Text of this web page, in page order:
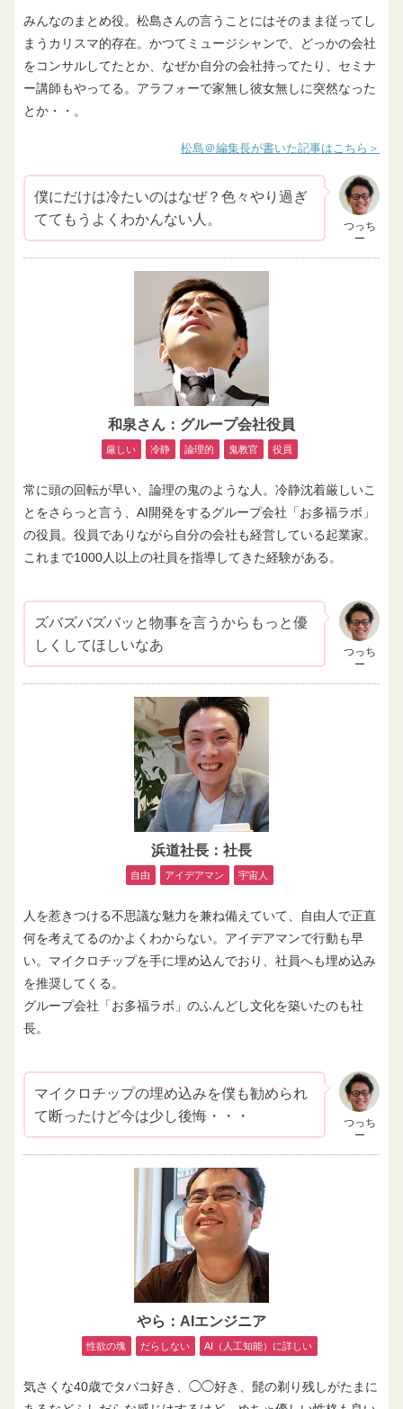
みんなのまとめ役。松島さんの言うことにはそのまま従ってし
まうカリスマ的存在。かつてミュージシャンで、どっかの会社
をコンサルしてたとか、なぜか自分の会社持ってたり、セミナ
ー講師もやってる。アラフォーで家無し彼女無しに突然なった
とか・・。
松島＠編集長が書いた記事はこちら
つっち
ー
僕にだけは冷たいのはなぜ？色々やり過ぎ
ててもうよくわかんない人。
和泉さん：グループ会社役員
厳しい 冷静 論理的 鬼教官 役員
常に頭の回転が早い、論理の鬼のような人。冷静沈着厳しいこ
とをさらっと言う、AI開発をするグループ会社「お多福ラボ」
の役員。役員でありながら自分の会社も経営している起業家。
これまで1000人以上の社員を指導してきた経験がある。
つっち
ー
ズバズバズバッと物事を言うからもっと優
しくしてほしいなあ
浜道社長：社長
自由 アイデアマン 宇宙人
人を惹きつける不思議な魅力を兼ね備えていて、自由人で正直
何を考えてるのかよくわからない。アイデアマンで行動も早
い。マイクロチップを手に埋め込んでおり、社員へも埋め込み
を推奨してくる。
グループ会社「お多福ラボ」のふんどし文化を築いたのも社
長。
つっち
ー
マイクロチップの埋め込みを僕も勧められ
て断ったけど今は少し後悔・・・
やら：AIエンジニア
性欲の塊 だらしない AI（人工知能）に詳しい
気さくな40歳でタバコ好き、◯◯好き、髭の剃り残しがたまに